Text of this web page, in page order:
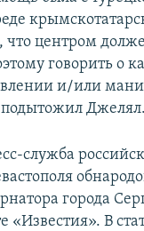
что центром
говорить о
и/или
подытожил Джелял.
служба
города
«Известия». В